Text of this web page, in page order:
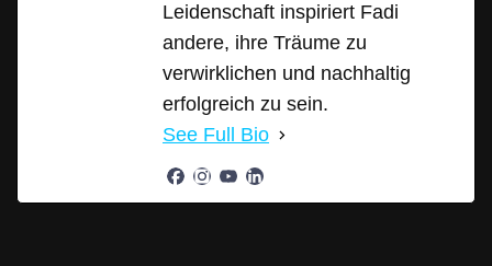
Leidenschaft inspiriert Fadi
andere, ihre Träume zu
verwirklichen und nachhaltig
erfolgreich zu sein.
See Full Bio